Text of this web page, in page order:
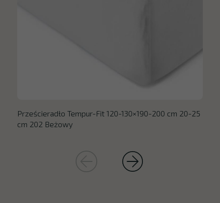
Prześcieradło Tempur-Fit 120-130×190-200 cm 20-25
cm 202 Beżowy